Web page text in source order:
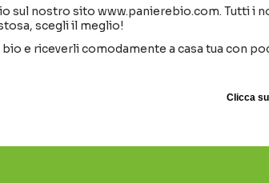
sul nostro sito www.panierebio.com. Tutti
scegli il meglio!
e riceverli comodamente a casa tua con
Clicca